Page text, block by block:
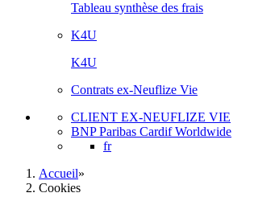
Tableau synthèse des frais
K4U
K4U
Contrats ex-Neuflize Vie
CLIENT EX-NEUFLIZE VIE
BNP Paribas Cardif Worldwide
fr
Accueil»
Cookies